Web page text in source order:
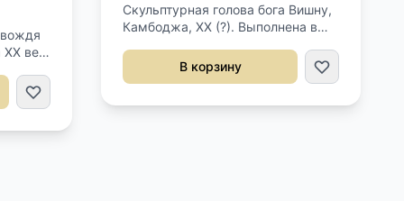
вождя
век.
Скульптурная голова бога Вишну,
Камбоджа, ХХ (?). Выполнена в
монументальной пластики VII
века. Песчаник, металлический
В корзину